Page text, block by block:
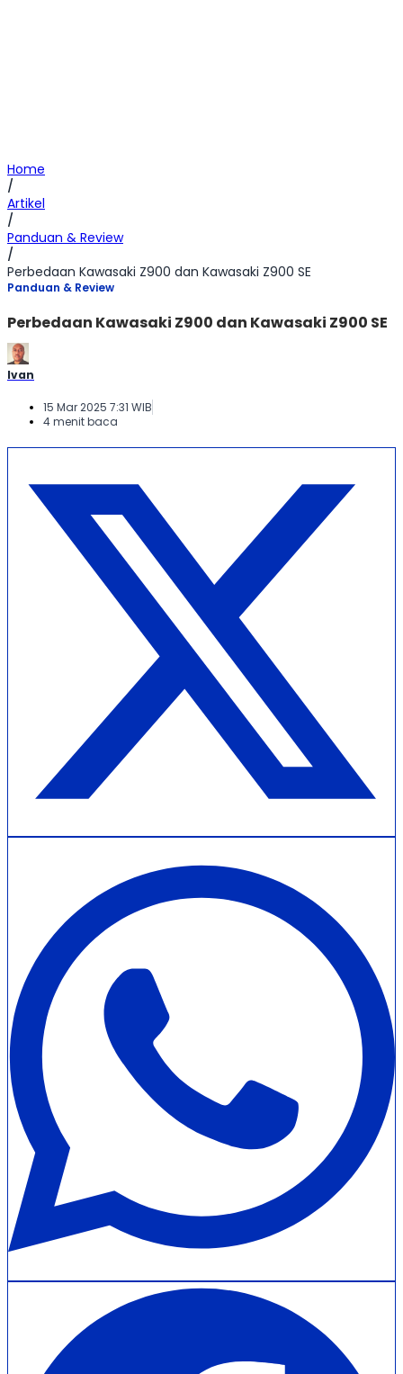
Home
/
Artikel
/
Panduan & Review
/
Perbedaan Kawasaki Z900 dan Kawasaki Z900 SE
Panduan & Review
Perbedaan Kawasaki Z900 dan Kawasaki Z900 SE
Ivan
15 Mar 2025 7:31 WIB
4 menit baca